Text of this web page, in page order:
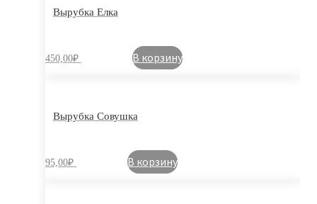
Вырубка Елка
450,00₽ В корзину
Вырубка Совушка
95,00₽ В корзину